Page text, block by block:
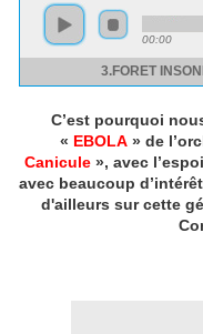
C’est pourquoi
« EBOLA» de
Canicule », avec
avec beaucoup
d'ailleurs sur cette